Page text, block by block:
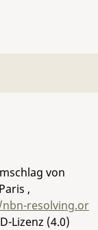
von
,
resolving.or
Lizenz (4.0)